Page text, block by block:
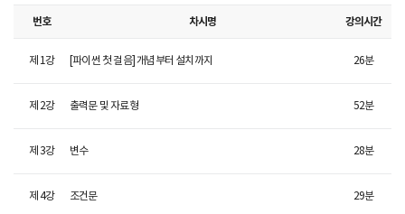
번호 차시명 강의시간
제 1강 [파이썬 첫 걸음] 개념부터 설치까지 26분
제 2강 출력문 및 자료형 52분
제 3강 변수 28분
제 4강 조건문 29분